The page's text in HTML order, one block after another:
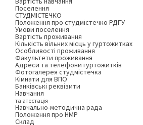
Поселення
СТУДМІСТЕЧКО
Положення про студмістечко РДГУ
Умови поселення
Вартість проживання
Кількість вільних місць у гуртожитках
Особливості проживання
Факультети проживання
Адреси та телефони гуртожитків
Фотогалерея студмістечка
Кімнати для ВПО
Банківські реквізити
Навчання
та атестація
Навчально-методична рада
Положення про НМР
Склад